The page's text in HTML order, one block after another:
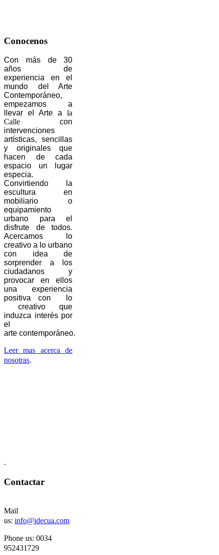
Conocenos
Con más de 30
años de
experiencia en el
mundo del Arte
Contemporáneo,
empezamos a
llevar el Arte ala
Calle con
intervenciones
artísticas, sencillas
y originales que
hacen de cada
espacio un lugar
especia.
Convirtiendo la
escultura en
mobiliario o
equipamiento
urbano para el
disfrute de todos.
Acercamos lo
creativo a lo urbano
con idea de
sorprender a los
ciudadanos y
provocar en ellos
una experiencia
positiva con lo
creativo que
induzca interés por
el
arte contemporáneo.
Leer mas acerca de
nosotras.
.
Contactar
Mail
us: info@idecua.com
Phone us: 0034
952431729